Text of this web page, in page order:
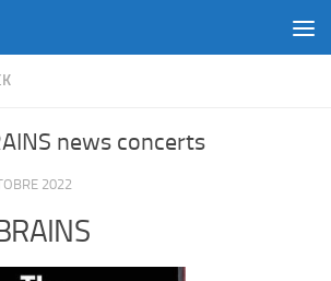
news concerts
2022